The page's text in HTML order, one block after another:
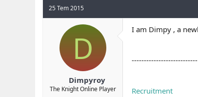
b
u
u
a
l
a
t
a
25 Tem 2015
D
Dimpyroy
The Knight Online Player
I am Dimpy , a
---------------------------
Recruitment